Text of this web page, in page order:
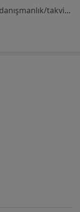
Bu uzman ilgili adres için online danışmanlık/takvim sunmuyor.